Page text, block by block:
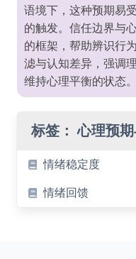
语境下，这种预期易
的触发。信任边界与
的框架，帮助辨识行
滤与认知差异，强调
维持心理平衡的状态。
标签：心理预
情绪稳定度
情绪回馈